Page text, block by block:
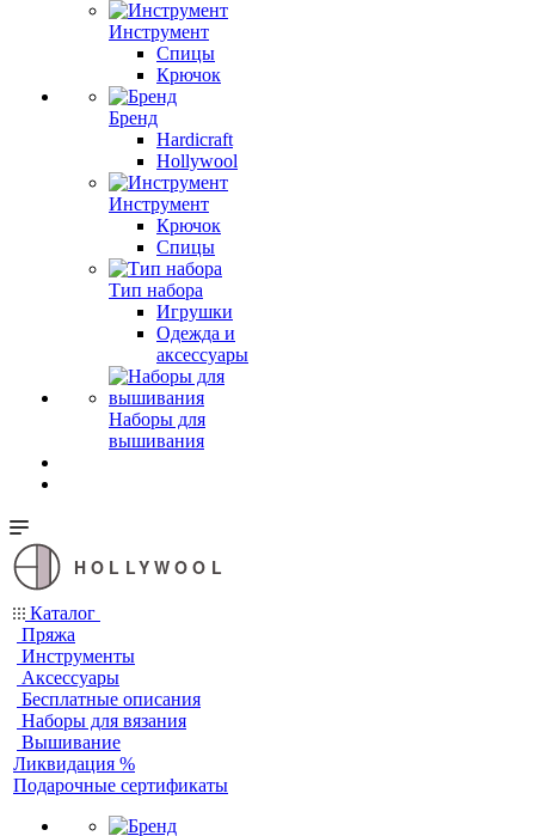
Инструмент
Спицы
Крючок
Бренд
Hardicraft
Hollywool
Инструмент
Крючок
Спицы
Тип набора
Игрушки
Одежда и
аксессуары
Наборы для
вышивания
HOLLYWOOL
Каталог
Пряжа
Инструменты
Аксессуары
Бесплатные описания
Наборы для вязания
Вышивание
Ликвидация %
Подарочные сертификаты